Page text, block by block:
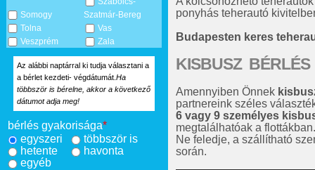
Somogy
Szatmár-Bereg
Tolna
Vas
Veszprém
Zala
Az alábbi naptárral ki tudja választani a
a bérlet kezdeti- végdátumát. Ha
többször is bérelne, akkor a következő
dátumot adja meg!
bérlés gyakorisága*
egyszeri
többször is
hetente
havonta
egyéb
ponyhás teherautó
Budapesten keres
KISBUSZ BÉRLÉS
Amennyiben Önnek
partnereink széles
6 vagy 9 személyes
megtalálhatóak a flottákban.
Ne feledje, a szállítható
során.